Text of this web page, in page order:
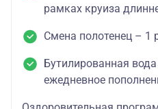
рамках круиза
Смена полотенец – 1
Бутилированная
ежедневное